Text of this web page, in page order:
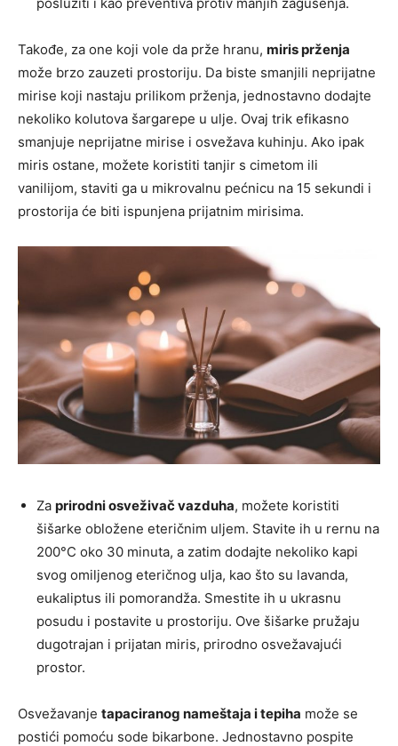
Takođe, za one koji vole da prže hranu, miris prženja
može brzo zauzeti prostoriju. Da biste smanjili neprijatne
mirise koji nastaju prilikom prženja, jednostavno dodajte
nekoliko kolutova šargarepe u ulje. Ovaj trik efikasno
smanjuje neprijatne mirise i osvežava kuhinju. Ako ipak
miris ostane, možete koristiti tanjir s cimetom ili
vanilijom, staviti ga u mikrovalnu pećnicu na 15 sekundi i
prostorija će biti ispunjena prijatnim mirisima.
Za prirodni osveživač vazduha, možete koristiti
šišarke obložene eteričnim uljem. Stavite ih u rernu na
200°C oko 30 minuta, a zatim dodajte nekoliko kapi
svog omiljenog eteričnog ulja, kao što su lavanda,
eukaliptus ili pomorandža. Smestite ih u ukrasnu
posudu i postavite u prostoriju. Ove šišarke pružaju
dugotrajan i prijatan miris, prirodno osvežavajući
prostor.
Osvežavanje tapaciranog nameštaja i tepiha može se
postići pomoću sode bikarbone. Jednostavno pospite